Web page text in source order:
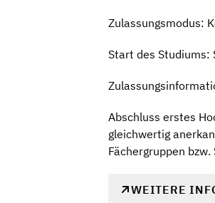
Zulassungsmodus:
Start des Studiums:
Abschluss erstes
gleichwertig
Fächergruppen
WEITERE